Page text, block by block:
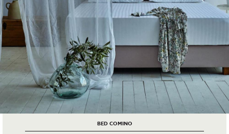
BED COMINO